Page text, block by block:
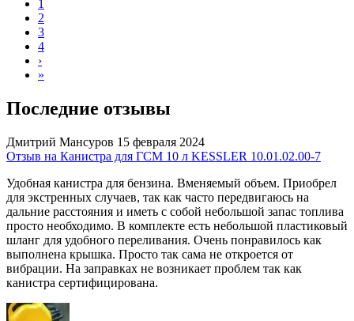
1
2
3
4
›
»
Последние отзывы
Дмитрий Мансуров 15 февраля 2024
Отзыв на Канистра для ГСМ 10 л KESSLER 10.01.02.00-7
Удобная канистра для бензина. Вменяемый объем. Приобрел
для экстренных случаев, так как часто передвигаюсь на
дальние расстояния и иметь с собой небольшой запас топлива
просто необходимо. В комплекте есть небольшой пластиковый
шланг для удобного переливания. Очень понравилось как
выполнена крышка. Просто так сама не откроется от
вибрации. На заправках не возникает проблем так как
канистра сертифицирована.